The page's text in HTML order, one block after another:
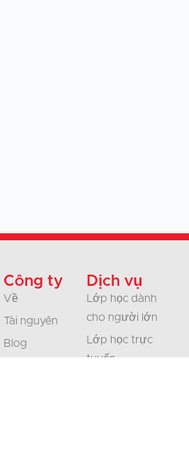
Công ty
Về
Tài nguyên
Blog
Dịch vụ
Lớp học dành
cho người lớn
Lớp học trực
tuyến